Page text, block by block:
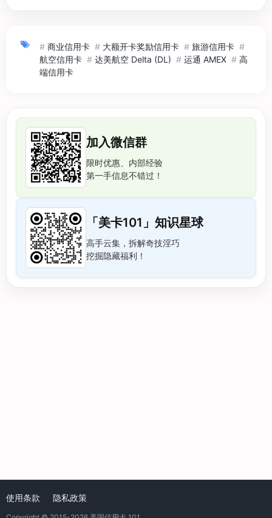
# 商业信用卡 # 大额开卡奖励信用卡 # 旅游信用卡 #
航空信用卡 # 达美航空 Delta (DL) # 运通 AMEX # 高
端信用卡
加入微信群
限时优惠、内部经验
第一手信息不错过！
「美卡101」知识星球
高手云集，拆解奇技淫巧
挖掘隐藏福利！
使用条款 隐私政策